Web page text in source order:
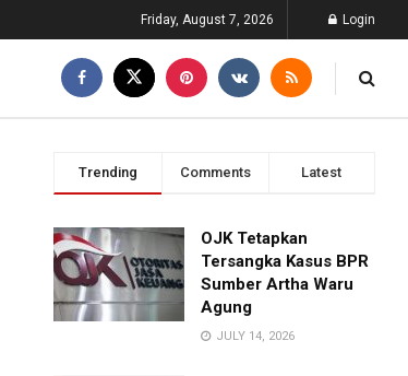
Friday, August 7, 2026 Login
Trending Comments Latest
OJK Tetapkan
Tersangka Kasus BPR
Sumber Artha Waru
Agung
JULY 14, 2026